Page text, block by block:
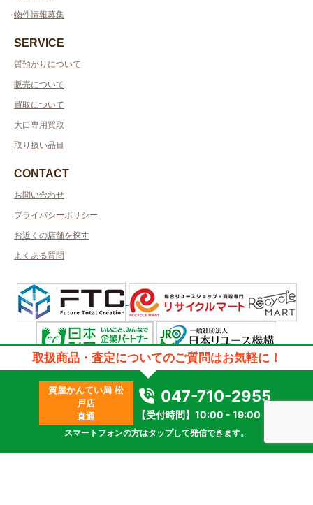
物件情報募集
SERVICE
質預かりについて
販売について
買取について
大口専用買取
取り扱い品目
CONTACT
お問い合わせ
プライバシーポリシー
お近くの店舗を探す
よくある質問
許可管轄：千葉県公安委員会
古物商許可番号：第303251506192号／取得者名：伯楽株式会社
質屋許可番号：第441380000009号／取得者名：伯楽株式会社
2023 © kanteikyoku.jp allrights reseved.
取扱商品・査定についてのご質問はお気軽に！
質屋かんてい局 松
戸店
直通
047-710-2955
【受付時間】10:00 - 19:00
スマートフォンの方はタップして発信できます。